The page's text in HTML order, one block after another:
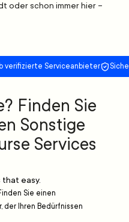
oder schon immer hier –
verifizierte Serviceanbieter
Finden Sie
Sonstige
Services
that easy.
Sie einen
Ihren Bedürfnissen